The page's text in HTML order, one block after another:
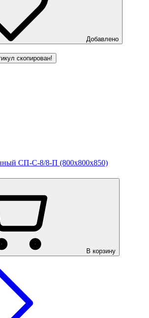
Добавлено
скопирован!
СП-С-8/8-П (800х800х850)
В корзину